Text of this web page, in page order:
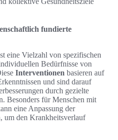
fundierte
eine Vielzahl von spezifischen
Bedürfnisse von
Interventionen basieren auf
und sind darauf
durch gezielte
Besonders für Menschen mit
eine Anpassung der
um den Krankheitsverlauf